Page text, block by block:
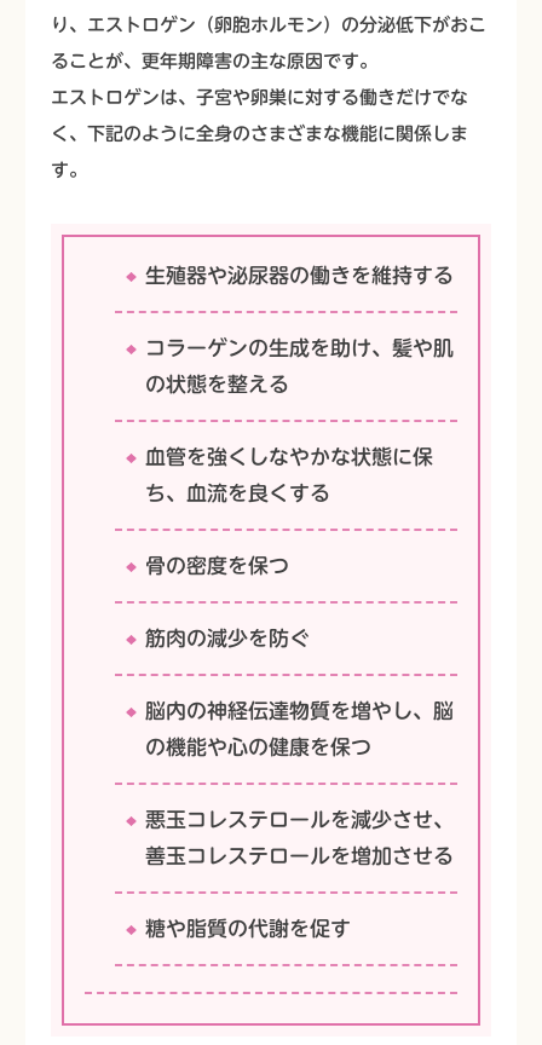
り、エストロゲン（卵胞ホルモン）の分泌低下がおこ
ることが、更年期障害の主な原因です。
エストロゲンは、子宮や卵巣に対する働きだけでな
く、下記のように全身のさまざまな機能に関係しま
す。
生殖器や泌尿器の働きを維持する
コラーゲンの生成を助け、髪や肌
の状態を整える
血管を強くしなやかな状態に保
ち、血流を良くする
骨の密度を保つ
筋肉の減少を防ぐ
脳内の神経伝達物質を増やし、脳
の機能や心の健康を保つ
悪玉コレステロールを減少させ、
善玉コレステロールを増加させる
糖や脂質の代謝を促す